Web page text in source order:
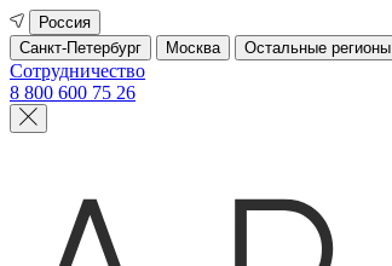
Россия
Санкт-Петербург
Москва Остальные регионы
Сотрудничество
8 800 600 75 26